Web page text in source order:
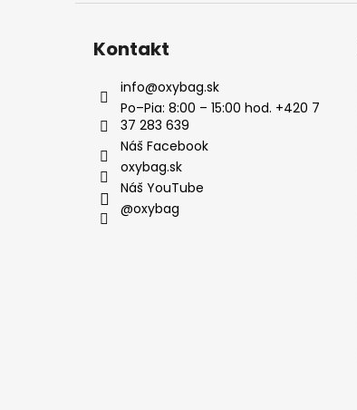
Kontakt
info@oxybag.sk
Po–Pia: 8:00 – 15:00 hod. +420 7
37 283 639
Náš Facebook
oxybag.sk
Náš YouTube
@oxybag